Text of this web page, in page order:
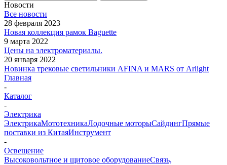
Новости
Все новости
28 февраля 2023
Новая коллекция рамок Baguette
9 марта 2022
Цены на электроматериалы.
20 января 2022
Новинка трековые светильники AFINA и MARS от Arlight
Главная
-
Каталог
-
Электрика
ЭлектрикаМототехникаЛодочные моторыСайдингПрямые
поставки из КитаяИнструмент
-
Освещение
Высоковольтное и щитовое оборудованиеСвязь,